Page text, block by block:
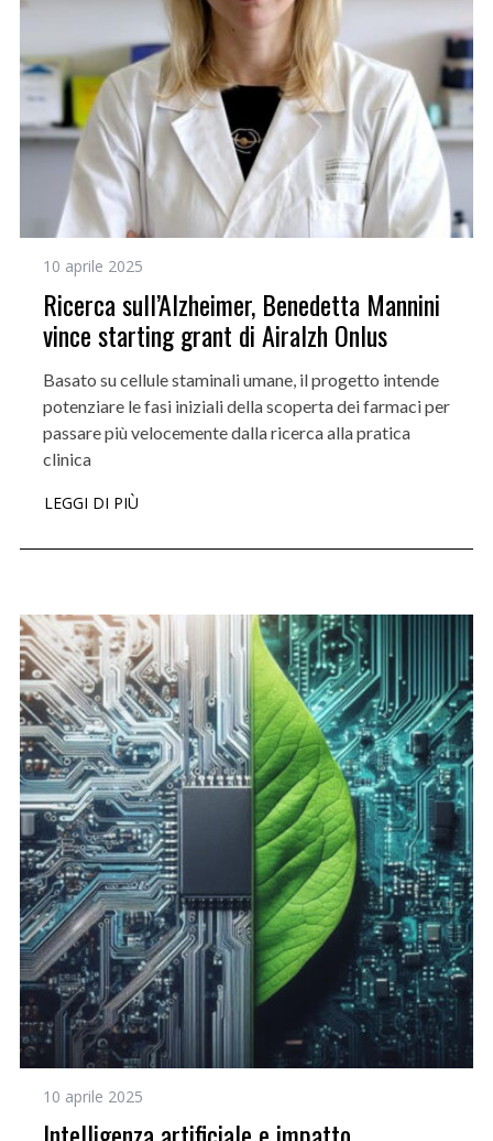
10 aprile 2025
Ricerca sull’Alzheimer, Benedetta Mannini
vince starting grant di Airalzh Onlus
Basato su cellule staminali umane, il progetto intende
potenziare le fasi iniziali della scoperta dei farmaci per
passare più velocemente dalla ricerca alla pratica
clinica
LEGGI DI PIÙ
10 aprile 2025